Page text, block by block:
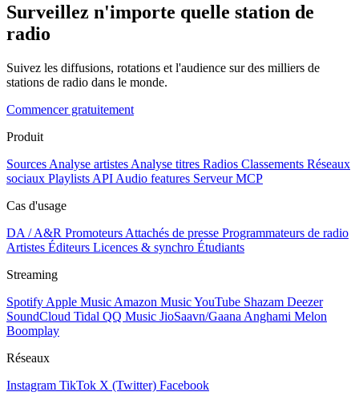
Surveillez n'importe quelle station de
radio
Suivez les diffusions, rotations et l'audience sur des milliers de
stations de radio dans le monde.
Commencer gratuitement
Produit
Sources Analyse artistes Analyse titres Radios Classements Réseaux
sociaux Playlists API Audio features Serveur MCP
Cas d'usage
DA / A&R Promoteurs Attachés de presse Programmateurs de radio
Artistes Éditeurs Licences & synchro Étudiants
Streaming
Spotify Apple Music Amazon MusicYouTube Shazam Deezer
SoundCloud Tidal QQ Music JioSaavn/Gaana Anghami Melon
Boomplay
Réseaux
Instagram TikTok X (Twitter) Facebook